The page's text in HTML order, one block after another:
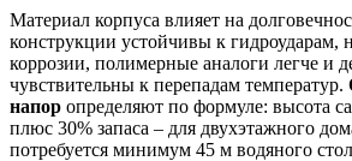
Материал корпуса влияет на
конструкции устойчивы к гидроударам,
коррозии, полимерные аналоги легче и
чувствительны к перепадам температур.
напор определяют по формуле: высота
плюс 30% запаса – для двухэтажного
потребуется минимум 45 м водяного